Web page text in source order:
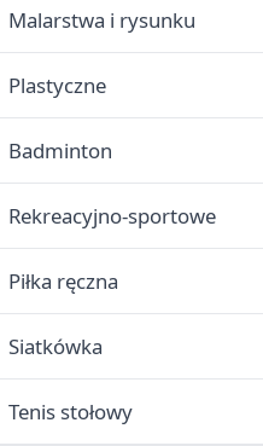
Malarstwa i rysunku
Plastyczne
Badminton
Rekreacyjno-sportowe
Piłka ręczna
Siatkówka
Tenis stołowy